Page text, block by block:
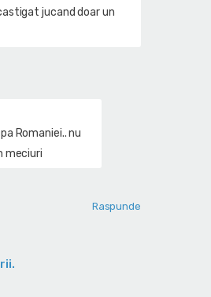
jucand doar un
Romaniei.. nu
meciuri
Raspunde